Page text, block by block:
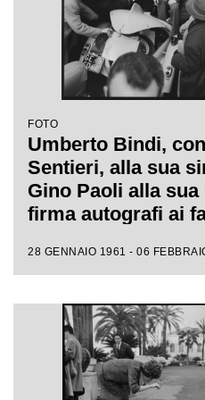
FOTO
Umberto Bindi,
Sentieri, alla sua
Gino Paoli alla sua
firma autografi ai
Sanremo
28 GENNAIO 1961 - 06